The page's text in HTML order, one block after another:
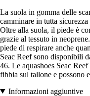
La suola in gomma delle
camminare in tutta
Oltre alla suola, il piede è
grazie al tessuto in
piede di respirare anche
Seac Reef sono disponibili
46. Le aquashoes Seac
fibbia sul tallone e possono
Informazioni aggiuntive